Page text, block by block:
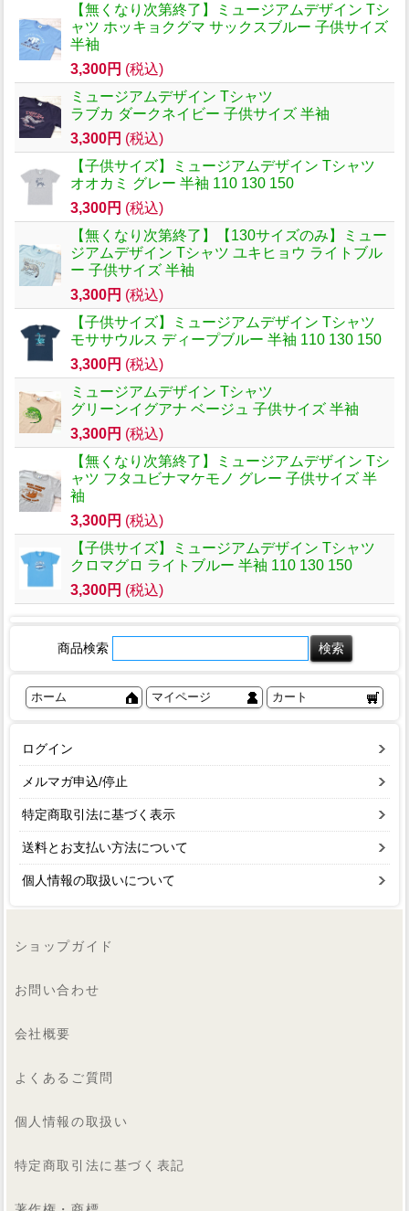
【無くなり次第終了】ミュージアムデザイン Tシ
ャツ ホッキョクグマ サックスブルー 子供サイズ
半袖
3,300円 (税込)
ミュージアムデザイン Tシャツ
ラブカ ダークネイビー 子供サイズ 半袖
3,300円 (税込)
【子供サイズ】ミュージアムデザイン Tシャツ
オオカミ グレー 半袖 110 130 150
3,300円 (税込)
【無くなり次第終了】【130サイズのみ】ミュー
ジアムデザイン Tシャツ ユキヒョウ ライトブル
ー 子供サイズ 半袖
3,300円 (税込)
【子供サイズ】ミュージアムデザイン Tシャツ
モササウルス ディープブルー 半袖 110 130 150
3,300円 (税込)
ミュージアムデザイン Tシャツ
グリーンイグアナ ベージュ 子供サイズ 半袖
3,300円 (税込)
【無くなり次第終了】ミュージアムデザイン Tシ
ャツ フタユビナマケモノ グレー 子供サイズ 半
袖
3,300円 (税込)
【子供サイズ】ミュージアムデザイン Tシャツ
クロマグロ ライトブルー 半袖 110 130 150
3,300円 (税込)
商品検索
ホーム マイページ カート
ログイン
メルマガ申込/停止
特定商取引法に基づく表示
送料とお支払い方法について
個人情報の取扱いについて
ショップガイド
お問い合わせ
会社概要
よくあるご質問
個人情報の取扱い
特定商取引法に基づく表記